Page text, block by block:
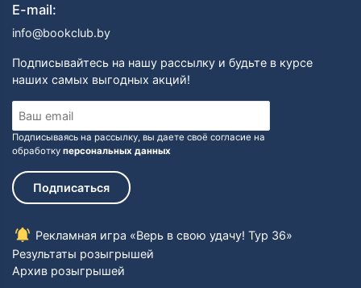
E-mail:
info@bookclub.by
Подписывайтесь на нашу рассылку и будьте в курсе
наших самых выгодных акций!
Подписываясь на рассылку, вы даете своё согласие на
обработку персональных данных
Подписаться
Рекламная игра «Верь в свою удачу! Тур 36»
Результаты розыгрышей
Архив розыгрышей